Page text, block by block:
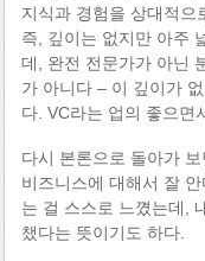
지식과 경험을 상대적으
즉, 깊이는 없지만 아주
데, 완전 전문가가 아닌
가 아니다 – 이 깊이가
다. VC라는 업의 좋으면
다시 본론으로 돌아가
비즈니스에 대해서 잘
는 걸 스스로 느꼈는데,
챘다는 뜻이기도 하다.